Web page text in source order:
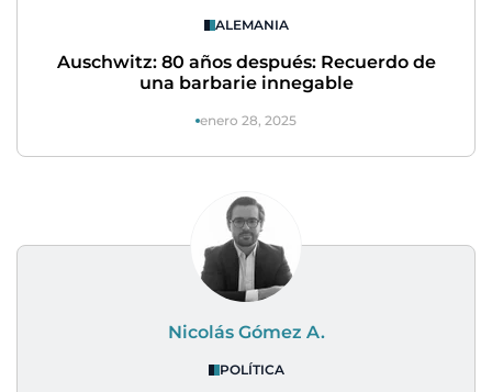
ALEMANIA
Auschwitz: 80 años después: Recuerdo de
una barbarie innegable
enero 28, 2025
Nicolás Gómez A.
POLÍTICA